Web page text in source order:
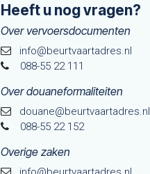
Heeft u nog vragen?
Over vervoersdocumenten
info@beurtvaartadres.nl
088-55 22 111
Over douaneformaliteiten
douane@beurtvaarta​dres.nl
088-55 22 152
Overige zaken